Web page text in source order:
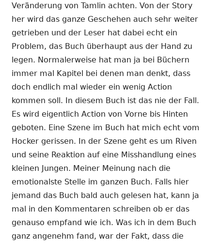
Veränderung von Tamlin achten. Von der Story
her wird das ganze Geschehen auch sehr weiter
getrieben und der Leser hat dabei echt ein
Problem, das Buch überhaupt aus der Hand zu
legen. Normalerweise hat man ja bei Büchern
immer mal Kapitel bei denen man denkt, dass
doch endlich mal wieder ein wenig Action
kommen soll. In diesem Buch ist das nie der Fall.
Es wird eigentlich Action von Vorne bis Hinten
geboten. Eine Szene im Buch hat mich echt vom
Hocker gerissen. In der Szene geht es um Riven
und seine Reaktion auf eine Misshandlung eines
kleinen Jungen. Meiner Meinung nach die
emotionalste Stelle im ganzen Buch. Falls hier
jemand das Buch bald auch gelesen hat, kann ja
mal in den Kommentaren schreiben ob er das
genauso empfand wie ich. Was ich in dem Buch
ganz angenehm fand, war der Fakt, dass die